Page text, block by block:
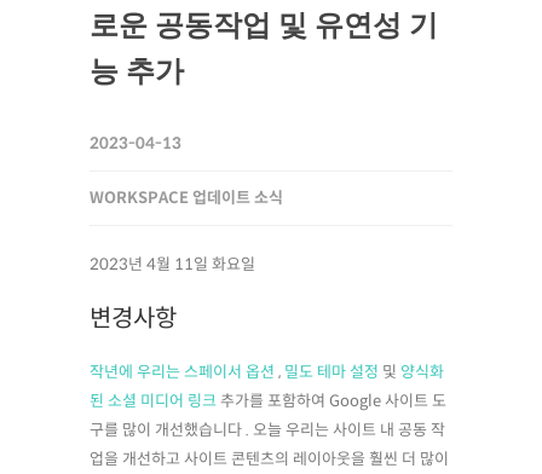
로운 공동작업 및 유연성 기
능 추가
2023-04-13
WORKSPACE 업데이트 소식
2023년 4월 11일 화요일
변경사항
작년에 우리는 스페이서 옵션 , 밀도 테마 설정 및 양식화
된 소셜 미디어 링크추가를 포함하여 Google 사이트 도
구를 많이 개선했습니다 . 오늘 우리는 사이트 내 공동 작
업을 개선하고 사이트 콘텐츠의 레이아웃을 훨씬 더 많이